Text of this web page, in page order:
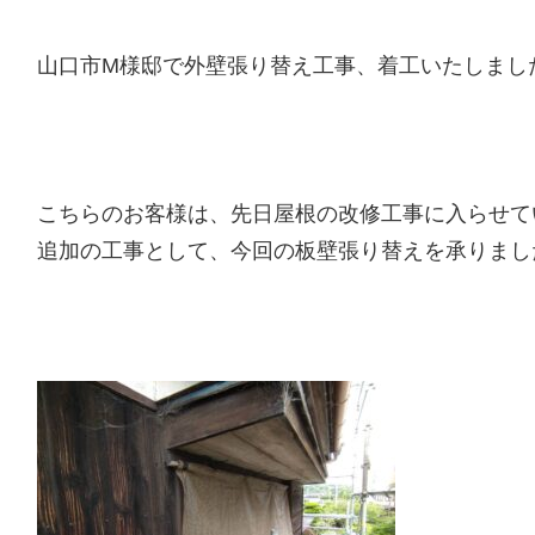
山口市M様邸で外壁張り替え工事、着工いたしまし
こちらのお客様は、先日屋根の改修工事に入らせ
追加の工事として、今回の板壁張り替えを承りまし